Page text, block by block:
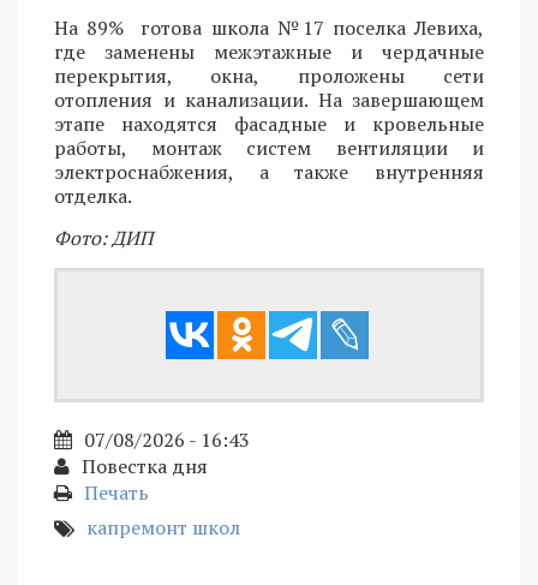
На 89% готова школа №17 поселка Левиха,
где заменены межэтажные и чердачные
перекрытия, окна, проложены сети
отопления и канализации. На завершающем
этапе находятся фасадные и кровельные
работы, монтаж систем вентиляции и
электроснабжения, а также внутренняя
отделка.
Фото: ДИП
07/08/2026 - 16:43
Повестка дня
Печать
капремонт школ